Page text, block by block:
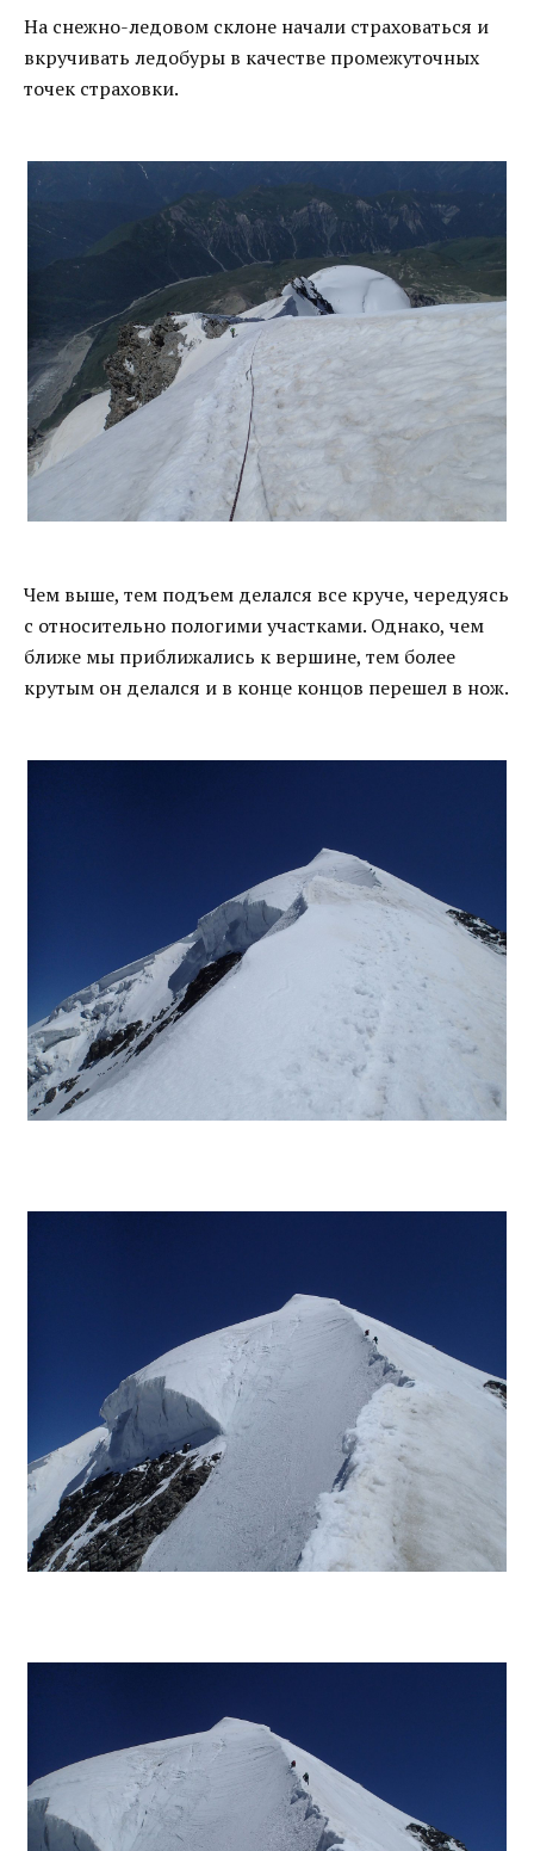
На снежно-ледовом склоне начали страховаться и
вкручивать ледобуры в качестве промежуточных
точек страховки.
Чем выше, тем подъем делался все круче, чередуясь
с относительно пологими участками. Однако, чем
ближе мы приближались к вершине, тем более
крутым он делался и в конце концов перешел в нож.